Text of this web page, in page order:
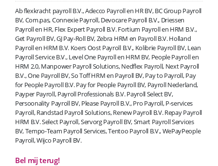
Ab flexkracht payroll B.V., Adecco Payroll en HR BV, BC Group Payroll
BV, Com.pas, Connexie Payroll, Devocare Payroll B.V., Driessen
Payroll en HR, Flex Expert Payroll B.V. Fortium Payroll en HRM B.V.,
Get Payroll BV, GJ Pay-Roll BV, Zebra HRM en Payroll B.V. Holland
Payroll en HRM B.V. Koers Oost Payroll B.V., Kolibrie Payroll BV, Lean
Payroll Service B.V., Level One Payroll en HRM BV, People Payroll en
HRM 2.0, Manpower Payroll Solutions, Nedflex Payroll, Next Payroll
B.V., One Payroll BV, So Toff HRM en Payroll BV, Pay to Payroll, Pay
for People Payroll B.V. Pay for People Payroll BV, Payroll Nederland,
Payper Payroll, Payroll Professionals B.V. Payroll Select BV,
Persoonality Payroll BV, Please Payroll B.V., Pro Payroll, P-services
Payroll, Randstad Payroll Solutions, Renew Payroll B.V. Repay Payroll
HRM B.V. Select Payroll, Servorg Payroll BV, Smart Payroll Services
BV, Tempo-Team Payroll Services, Tentoo Payroll B.V., WePayPeople
Payroll, Wijco Payroll BV.
Bel mij terug!